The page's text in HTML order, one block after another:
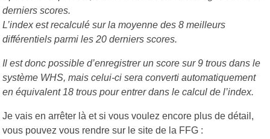
derniers scores.
L’index est recalculé sur la moyenne des 8 meilleurs
différentiels parmi les 20 derniers scores.
Il est donc possible d’enregistrer un score sur 9 trous dans le
système WHS, mais celui-ci sera converti automatiquement
en équivalent 18 trous pour entrer dans le calcul de l’index.
Je vais en arrêter là et si vous voulez encore plus de détail,
vous pouvez vous rendre sur le site de la FFG :